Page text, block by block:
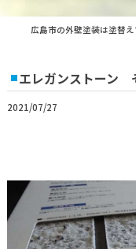
エレガンストーン
2021/07/27